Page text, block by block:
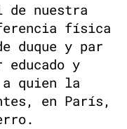
de nuestra
física
duque y par
y
a quien la
en París,